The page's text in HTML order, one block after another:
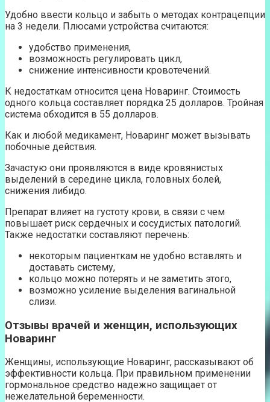
Удобно ввести кольцо и забыть о методах контрацепции
на 3 недели. Плюсами устройства считаются:
удобство применения,
возможность регулировать цикл,
снижение интенсивности кровотечений.
К недостаткам относится цена Новаринг. Стоимость
одного кольца составляет порядка 25 долларов. Тройная
система обходится в 55 долларов.
Как и любой медикамент, Новаринг может вызывать
побочные действия.
Зачастую они проявляются в виде кровянистых
выделений в середине цикла, головных болей,
снижения либидо.
Препарат влияет на густоту крови, в связи с чем
повышает риск сердечных и сосудистых патологий.
Также недостатки составляют перечень:
некоторым пациенткам не удобно вставлять и
доставать систему,
кольцо можно потерять и не заметить этого,
возможно усиление выделения вагинальной
слизи.
Отзывы врачей и женщин, использующих
Новаринг
Женщины, использующие Новаринг, рассказывают об
эффективности кольца. При правильном применении
гормональное средство надежно защищает от
нежелательной беременности.